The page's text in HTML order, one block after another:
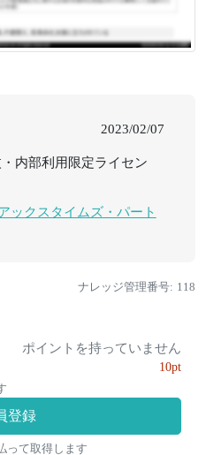
2023/02/07
・内部利用限定ライセン
ックスタイムズ・パート
ナレッジ管理番号: 118
ポイントを持っていません
10pt
登録
って取得します